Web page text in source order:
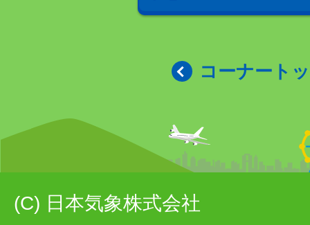
コーナート
(C) 日本気象株式会社